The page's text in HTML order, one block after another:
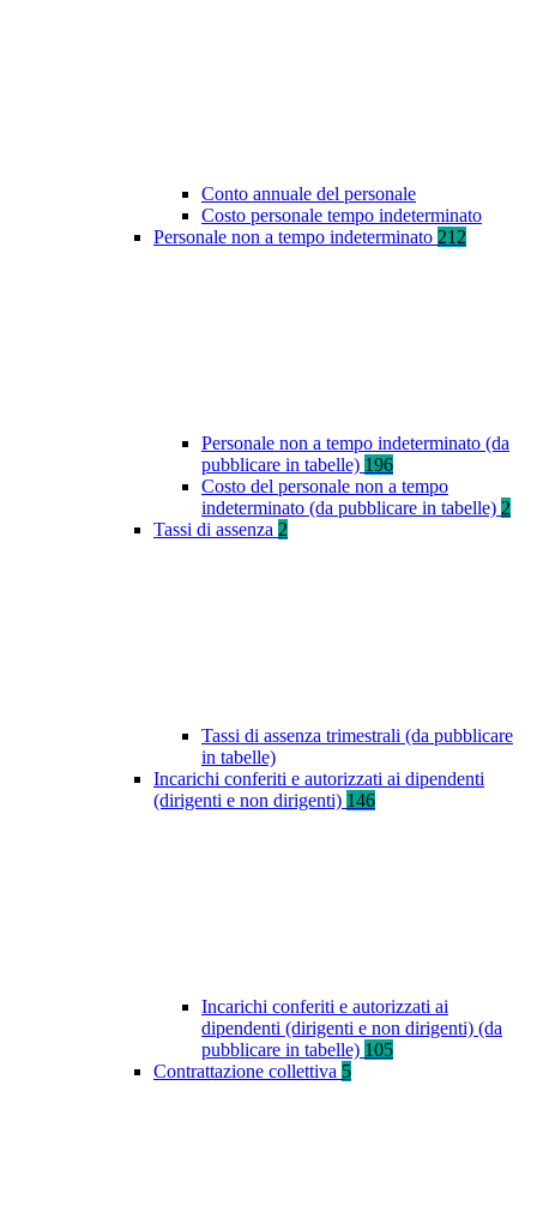
Conto annuale del personale
Costo personale tempo indeterminato
Personale non a tempo indeterminato 212
Personale non a tempo indeterminato (da
pubblicare in tabelle) 196
Costo del personale non a tempo
indeterminato (da pubblicare in tabelle) 2
Tassi di assenza 2
Tassi di assenza trimestrali (da pubblicare
in tabelle)
Incarichi conferiti e autorizzati ai dipendenti
(dirigenti e non dirigenti) 146
Incarichi conferiti e autorizzati ai
dipendenti (dirigenti e non dirigenti) (da
pubblicare in tabelle) 105
Contrattazione collettiva 5